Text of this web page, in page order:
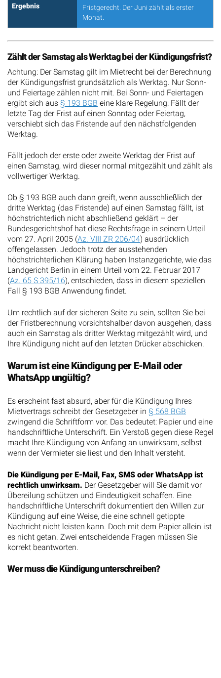
Ergebnis
Fristgerecht. Der Juni zählt als erster
Monat.
Zählt der Samstag als Werktag bei der Kündigungsfrist?
Achtung: Der Samstag gilt im Mietrecht bei der Berechnung
der Kündigungsfrist grundsätzlich als Werktag. Nur Sonn-
und Feiertage zählen nicht mit. Bei Sonn- und Feiertagen
ergibt sich aus § 193 BGB eine klare Regelung: Fällt der
letzte Tag der Frist auf einen Sonntag oder Feiertag,
verschiebt sich das Fristende auf den nächstfolgenden
Werktag.
Fällt jedoch der erste oder zweite Werktag der Frist auf
einen Samstag, wird dieser normal mitgezählt und zählt als
vollwertiger Werktag.
Ob § 193 BGB auch dann greift, wenn ausschließlich der
dritte Werktag (das Fristende) auf einen Samstag fällt, ist
höchstrichterlich nicht abschließend geklärt – der
Bundesgerichtshof hat diese Rechtsfrage in seinem Urteil
vom 27. April 2005 (Az. VIII ZR 206/04) ausdrücklich
offengelassen. Jedoch trotz der ausstehenden
höchstrichterlichen Klärung haben Instanzgerichte, wie das
Landgericht Berlin in einem Urteil vom 22. Februar 2017
(Az. 65 S 395/16), entschieden, dass in diesem speziellen
Fall § 193 BGB Anwendung findet.
Um rechtlich auf der sicheren Seite zu sein, sollten Sie bei
der Fristberechnung vorsichtshalber davon ausgehen, dass
auch ein Samstag als dritter Werktag mitgezählt wird, und
Ihre Kündigung nicht auf den letzten Drücker abschicken.
Warum ist eine Kündigung per E-Mail oder
WhatsApp ungültig?
Es erscheint fast absurd, aber für die Kündigung Ihres
Mietvertrags schreibt der Gesetzgeber in § 568 BGB
zwingend die Schriftform vor. Das bedeutet: Papier und eine
handschriftliche Unterschrift. Ein Verstoß gegen diese Regel
macht Ihre Kündigung von Anfang an unwirksam, selbst
wenn der Vermieter sie liest und den Inhalt versteht.
Die Kündigung per E-Mail, Fax, SMS oder WhatsApp ist
rechtlich unwirksam. Der Gesetzgeber will Sie damit vor
Übereilung schützen und Eindeutigkeit schaffen. Eine
handschriftliche Unterschrift dokumentiert den Willen zur
Kündigung auf eine Weise, die eine schnell getippte
Nachricht nicht leisten kann. Doch mit dem Papier allein ist
es nicht getan. Zwei entscheidende Fragen müssen Sie
korrekt beantworten.
Wer muss die Kündigung unterschreiben?